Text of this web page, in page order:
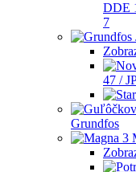
DDE
7
47 /
Grundfos